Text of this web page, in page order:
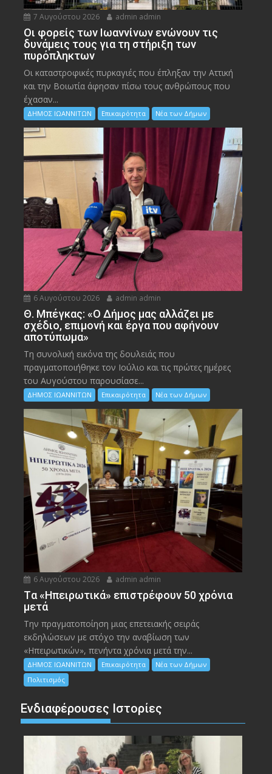
7 Αυγούστου 2026 admin admin
Οι φορείς των Ιωαννίνων ενώνουν τις
δυνάμεις τους για τη στήριξη των
πυρόπληκτων
Οι καταστροφικές πυρκαγιές που έπληξαν την Αττική
και την Bοιωτία άφησαν πίσω τους ανθρώπους που
έχασαν...
ΔΗΜΟΣ ΙΩΑΝΝΙΤΩΝ Επικαιρότητα Νέα των Δήμων
6 Αυγούστου 2026 admin admin
Θ. Μπέγκας: «Ο Δήμος μας αλλάζει με
σχέδιο, επιμονή και έργα που αφήνουν
αποτύπωμα»
Τη συνολική εικόνα της δουλειάς που
πραγματοποιήθηκε τον Ιούλιο και τις πρώτες ημέρες
του Αυγούστου παρουσίασε...
ΔΗΜΟΣ ΙΩΑΝΝΙΤΩΝ Επικαιρότητα Νέα των Δήμων
6 Αυγούστου 2026 admin admin
Tα «Ηπειρωτικά» επιστρέφουν 50 χρόνια
μετά
Την πραγματοποίηση μιας επετειακής σειράς
εκδηλώσεων με στόχο την αναβίωση των
«Ηπειρωτικών», πενήντα χρόνια μετά την...
ΔΗΜΟΣ ΙΩΑΝΝΙΤΩΝ Επικαιρότητα
Νέα των Δήμων
Πολιτισμός
Ενδιαφέρουσες Ιστορίες